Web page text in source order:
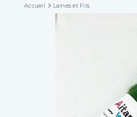
Accueil Laines et Fils